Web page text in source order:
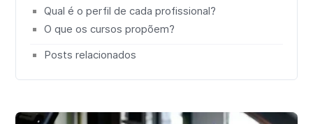
Qual é o perfil de cada profissional?
O que os cursos propõem?
Posts relacionados